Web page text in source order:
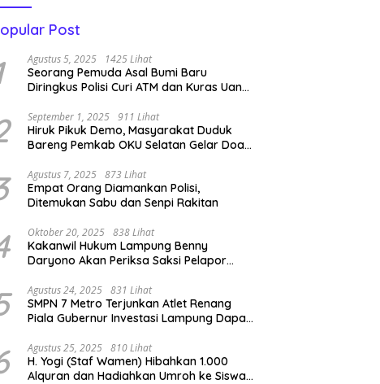
Post
Agustus 5, 2025 1425 Lihat
Seorang Pemuda Asal Bumi Baru
Diringkus Polisi Curi ATM dan Kuras Uang
September 1, 2025 911 Lihat
Hiruk Pikuk Demo, Masyarakat Duduk
Bareng Pemkab OKU Selatan Gelar Doa
Agustus 7, 2025 873 Lihat
Empat Orang Diamankan Polisi,
Ditemukan Sabu dan Senpi Rakitan
Oktober 20, 2025 838 Lihat
Kakanwil Hukum Lampung Benny
Daryono Akan Periksa Saksi Pelapor
Cemburu Asal Aceh.
Agustus 24, 2025 831 Lihat
SMPN 7 Metro Terjunkan Atlet Renang
Piala Gubernur Investasi Lampung Dapat
Agustus 25, 2025 810 Lihat
H. Yogi (Staf Wamen) Hibahkan 1.000
Alquran dan Hadiahkan Umroh ke Siswa